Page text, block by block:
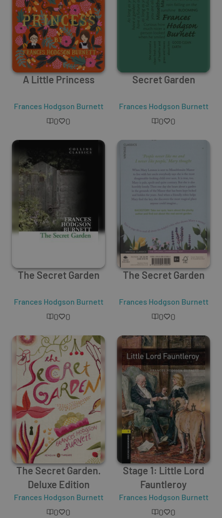
A Little Princess
Frances Hodgson Burnett
0 0
Secret Garden
Frances Hodgson Burnett
0 0
The Secret Garden
Frances Hodgson Burnett
0 0
The Secret Garden
Frances Hodgson Burnett
0 0
The Secret Garden.
Deluxe Edition
Frances Hodgson Burnett
0 0
Stage 1: Little Lord
Fauntleroy
Frances Hodgson Burnett
0 0